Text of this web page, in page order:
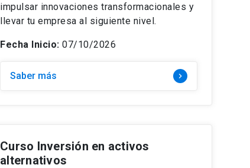
impulsar innovaciones transformacionales y
llevar tu empresa al siguiente nivel.
Fecha Inicio: 07/10/2026
Saber más keyboard_arrow_right
Curso Inversión en activos
alternativos